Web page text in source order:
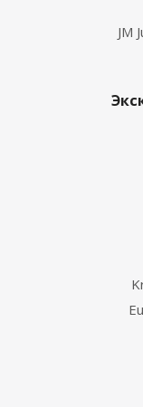
JM